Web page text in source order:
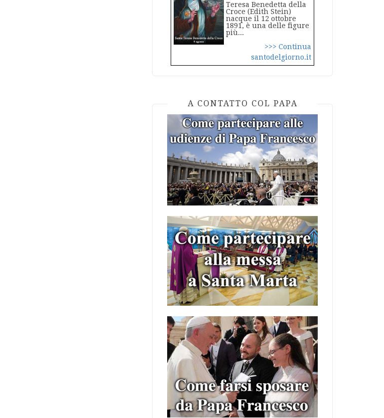
Teresa Benedetta della
Croce (Edith Stein)
nacque il 12 ottobre
1891, è una delle figure
più...
>>> Continua
santodelgiorno.it
A CONTATTO COL PAPA